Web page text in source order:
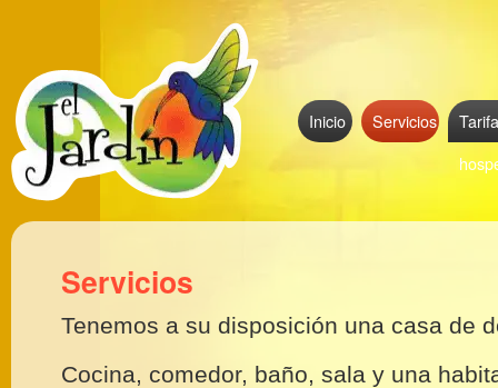
Inicio Servicios
Servicios
Tenemos a su disposición una casa de
Cocina, comedor, baño, sala y una